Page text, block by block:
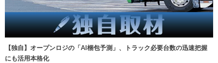
【独自】オープンロジの「AI梱包予測」、トラック必要台数の迅速把握
にも活用本格化